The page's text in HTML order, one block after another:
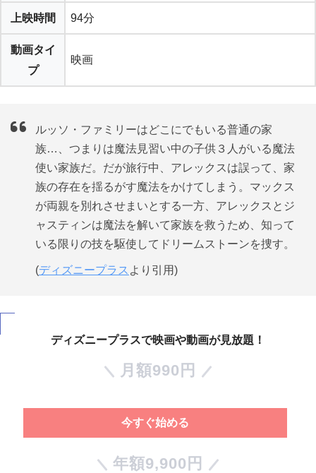
上映時間 94分
動画タイ
プ
映画
ルッソ・ファミリーはどこにでもいる普通の家
族…、つまりは魔法見習い中の子供３人がいる魔法
使い家族だ。だが旅行中、アレックスは誤って、家
族の存在を揺るがす魔法をかけてしまう。マックス
が両親を別れさせまいとする一方、アレックスとジ
ャスティンは魔法を解いて家族を救うため、知って
いる限りの技を駆使してドリームストーンを捜す。
(ディズニープラス より引用)
ディズニープラスで映画や動画が見放題！
月額990円
今すぐ始める
年額9,900円